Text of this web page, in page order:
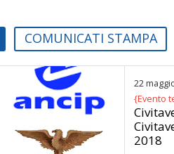
COMUNICATI STAMPA
22
{Evento
2018